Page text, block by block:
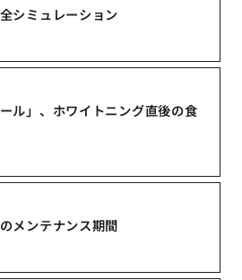
シミュレーション
ル」、ホワイトニング直後の食
メンテナンス期間